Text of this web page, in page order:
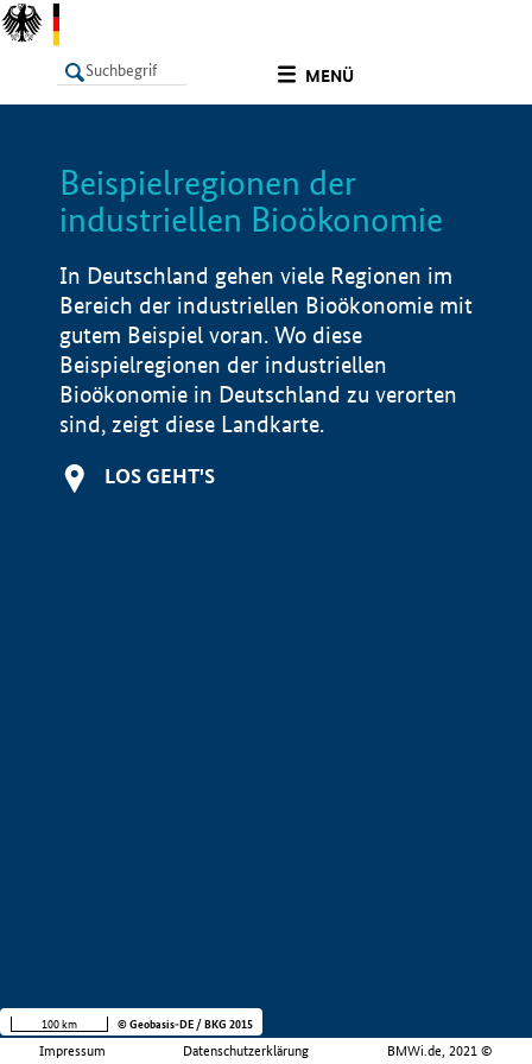
MENÜ
LISTE
Beispielregionen der
industriellen Bioökonomie
In Deutschland gehen viele Regionen im
Bereich der industriellen Bioökonomie mit
gutem Beispiel voran. Wo diese
Beispielregionen der industriellen
Bioökonomie in Deutschland zu verorten
sind, zeigt diese Landkarte.
LOS GEHT'S
Impressum Datenschutzerklärung BMWi.de, 2021 ©
100 km © Geobasis-DE / BKG 2015